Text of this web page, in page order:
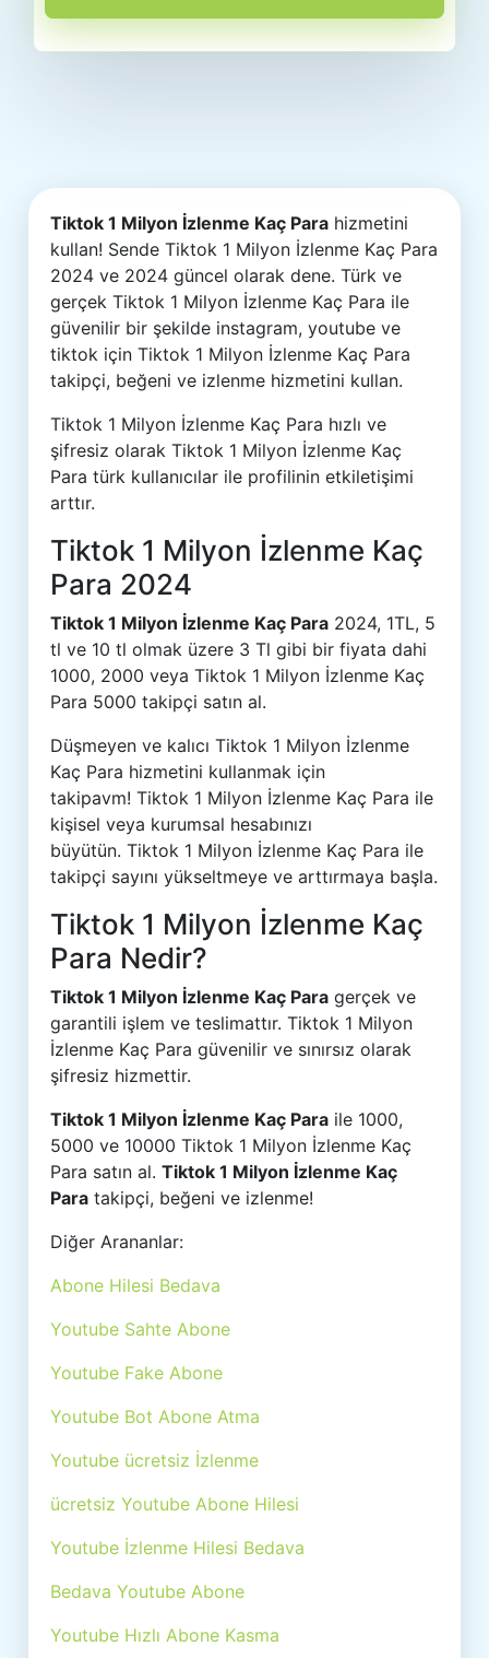
Tiktok 1 Milyon İzlenme Kaç Para hizmetini
kullan! Sende Tiktok 1 Milyon İzlenme Kaç Para
2024 ve 2024 güncel olarak dene. Türk ve
gerçek Tiktok 1 Milyon İzlenme Kaç Para ile
güvenilir bir şekilde instagram, youtube ve
tiktok için Tiktok 1 Milyon İzlenme Kaç Para
takipçi, beğeni ve izlenme hizmetini kullan.
Tiktok 1 Milyon İzlenme Kaç Para hızlı ve
şifresiz olarak Tiktok 1 Milyon İzlenme Kaç
Para türk kullanıcılar ile profilinin etkiletişimi
arttır.
Tiktok 1 Milyon İzlenme Kaç
Para 2024
Tiktok 1 Milyon İzlenme Kaç Para 2024, 1TL, 5
tl ve 10 tl olmak üzere 3 Tl gibi bir fiyata dahi
1000, 2000 veya Tiktok 1 Milyon İzlenme Kaç
Para 5000 takipçi satın al.
Düşmeyen ve kalıcı Tiktok 1 Milyon İzlenme
Kaç Para hizmetini kullanmak için
takipavm! Tiktok 1 Milyon İzlenme Kaç Para ile
kişisel veya kurumsal hesabınızı
büyütün. Tiktok 1 Milyon İzlenme Kaç Para ile
takipçi sayını yükseltmeye ve arttırmaya başla.
Tiktok 1 Milyon İzlenme Kaç
Para Nedir?
Tiktok 1 Milyon İzlenme Kaç Para gerçek ve
garantili işlem ve teslimattır. Tiktok 1 Milyon
İzlenme Kaç Para güvenilir ve sınırsız olarak
şifresiz hizmettir.
Tiktok 1 Milyon İzlenme Kaç Para ile 1000,
5000 ve 10000 Tiktok 1 Milyon İzlenme Kaç
Para satın al.Tiktok 1 Milyon İzlenme Kaç
Para takipçi, beğeni ve izlenme!
Diğer Arananlar:
Abone Hilesi Bedava
Youtube Sahte Abone
Youtube Fake Abone
Youtube Bot Abone Atma
Youtube ücretsiz İzlenme
ücretsiz Youtube Abone Hilesi
Youtube İzlenme Hilesi Bedava
Bedava Youtube Abone
Youtube Hızlı Abone Kasma